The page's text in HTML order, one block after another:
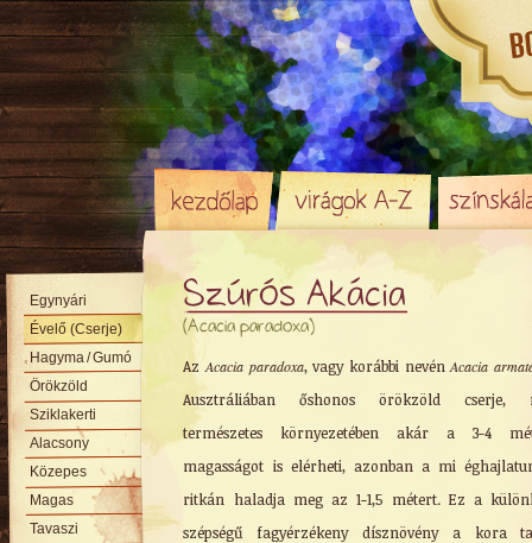
Szúrós Akácia
(Acacia paradoxa)
AzAcacia paradoxa, vagy korábbi nevénAcacia
Ausztráliában őshonos örökzöld cserje,
természetes környezetében akár a 3-4
magasságot is elérheti, azonban a mi
ritkán haladja meg az 1-1,5 métert. Ez a
szépségű fagyérzékeny dísznövény a kora
Egynyári
Évelő (Cserje)
Hagyma/ Gumó
Örökzöld
Sziklakerti
Alacsony
Közepes
Magas
Tavaszi